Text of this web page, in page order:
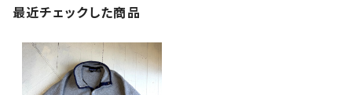
最近チェックした商品